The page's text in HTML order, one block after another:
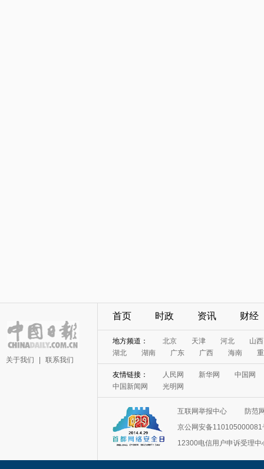
关于我们 联系我们
首页 时政 资讯 财经
地方频道： 北京 天津 河北
山西
湖北
湖南 广东 广西 海南
友情链接： 人民网 新华网
中国网
中国新闻网
光明网
互联网举报中心
防范
京公网安备110105000081
12300电信用户申诉受理中